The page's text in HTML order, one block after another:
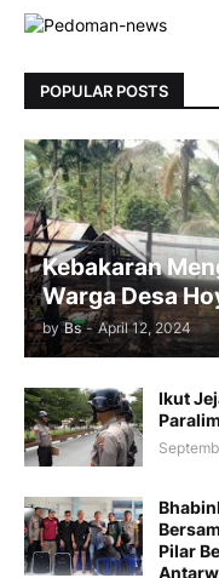
POPULAR POSTS
Kebakaran
Warga Desa
by Bs - April 12, 2024
Ikut
Pilar